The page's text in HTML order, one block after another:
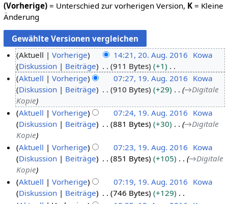
(Vorherige)= Unterschied zur vorherigen Version, K= Kleine
Änderung
0
u
s
0
Aktuell Vorherige 14:21, 20. Aug. 2016 Kowa
Diskussion
Beiträge 911 Bytes
+1
K
e
i
n
e
B
e
a
r
b
e
i
g
Aktuell Vorherige 07:27, 19. Aug. 2016 Kowa
Diskussion
Beiträge 910 Bytes +29 →Digitale
Kopie
Aktuell
Vorherige 07:24, 19. Aug. 2016 Kowa
Diskussion
Beiträge 881 Bytes +30 →Digitale
Kopie
Aktuell
Vorherige 07:23, 19. Aug. 2016 Kowa
Diskussion
Beiträge 851 Bytes +105 →Digitale
Kopie
Aktuell
Vorherige 07:19, 19. Aug. 2016 Kowa
Diskussion
Beiträge 746 Bytes
+129